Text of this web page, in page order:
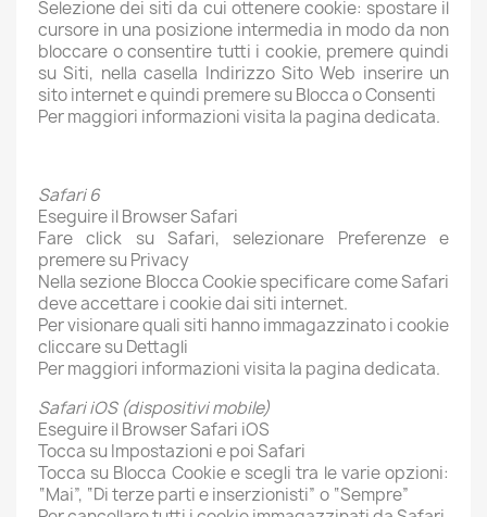
Selezione dei siti da cui ottenere cookie: spostare il
cursore in una posizione intermedia in modo da non
bloccare o consentire tutti i cookie, premere quindi
su Siti, nella casella Indirizzo Sito Web inserire un
sito internet e quindi premere su Blocca o Consenti
Per maggiori informazioni visita la pagina dedicata.
Safari 6
Eseguire il Browser Safari
Fare click su Safari, selezionare Preferenze e
premere su Privacy
Nella sezione Blocca Cookie specificare come Safari
deve accettare i cookie dai siti internet.
Per visionare quali siti hanno immagazzinato i cookie
cliccare su Dettagli
Per maggiori informazioni visita la pagina dedicata.
Safari iOS (dispositivi mobile)
Eseguire il Browser Safari iOS
Tocca su Impostazioni e poi Safari
Tocca su Blocca Cookie e scegli tra le varie opzioni:
“Mai”, “Di terze parti e inserzionisti” o “Sempre”